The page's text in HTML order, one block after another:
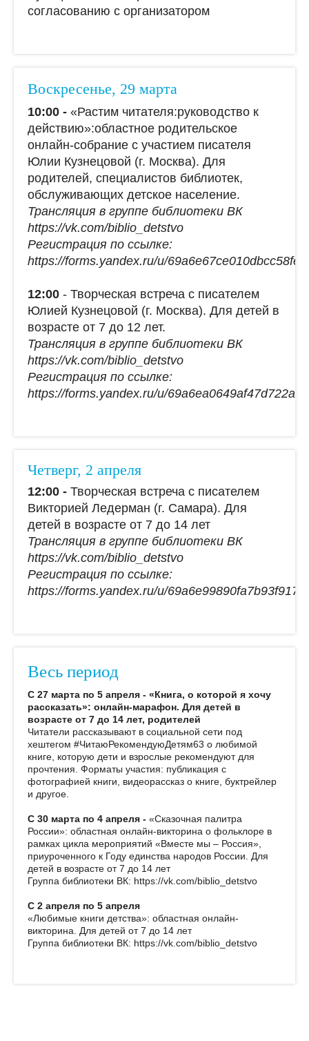
согласованию с организатором
Воскресенье, 29 марта
10:00 - «Растим читателя:руководство к
действию»:областное родительское
онлайн-собрание с участием писателя
Юлии Кузнецовой (г. Москва). Для
родителей, специалистов библиотек,
обслуживающих детское население.
Трансляция в группе библиотеки ВК
https://vk.com/biblio_detstvo
Регистрация по ссылке:
https://forms.yandex.ru/u/
12:00 - Творческая встреча с писателем
Юлией Кузнецовой (г. Москва). Для детей в
возрасте от 7 до 12 лет.
Трансляция в группе библиотеки ВК
https://vk.com/biblio_detstvo
Регистрация по ссылке:
https://forms.yandex.ru/u/
Четверг, 2 апреля
12:00 - Творческая встреча с писателем
Викторией Ледерман (г. Самара). Для
детей в возрасте от 7 до 14 лет
Трансляция в группе библиотеки ВК
https://vk.com/biblio_detstvo
Регистрация по ссылке:
https://forms.yandex.ru/u/
Весь период
С 27 марта по 5 апреля - «Книга, о которой я хочу
рассказать»: онлайн-марафон. Для детей в
возрасте от 7 до 14 лет, родителей
Читатели рассказывают в социальной сети под
хештегом #ЧитаюРекомендуюДетям63 о любимой
книге, которую дети и взрослые рекомендуют для
прочтения. Форматы участия: публикация с
фотографией книги, видеорассказ о книге, буктрейлер
и другое.
С 30 марта по 4 апреля - «Сказочная палитра
России»: областная онлайн-викторина о фольклоре в
рамках цикла мероприятий «Вместе мы – Россия»,
приуроченного к Году единства народов России. Для
детей в возрасте от 7 до 14 лет
Группа библиотеки ВК: https://vk.com/biblio_detstvo
С 2 апреля по 5 апреля
«Любимые книги детства»: областная онлайн-
викторина. Для детей от 7 до 14 лет
Группа библиотеки ВК: https://vk.com/biblio_detstvo